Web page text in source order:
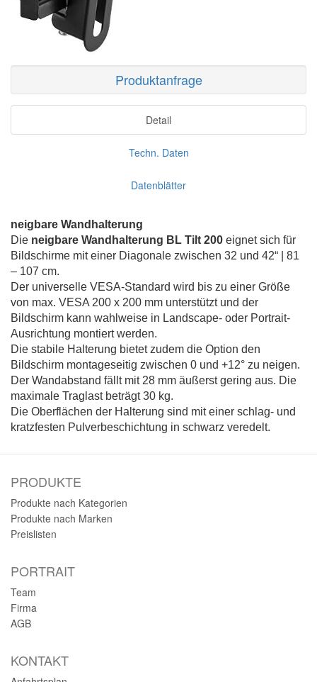
Produktanfrage
Detail
Techn. Daten
Datenblätter
neigbare Wandhalterung
Die neigbare Wandhalterung BL Tilt 200 eignet sich für
Bildschirme mit einer Diagonale zwischen 32 und 42“ | 81
– 107 cm.
Der universelle VESA-Standard wird bis zu einer Größe
von max. VESA 200 x 200 mm unterstützt und der
Bildschirm kann wahlweise in Landscape- oder Portrait-
Ausrichtung montiert werden.
Die stabile Halterung bietet zudem die Option den
Bildschirm montageseitig zwischen 0 und +12° zu neigen.
Der Wandabstand fällt mit 28 mm äußerst gering aus. Die
maximale Traglast beträgt 30 kg.
Die Oberflächen der Halterung sind mit einer schlag- und
kratzfesten Pulverbeschichtung in schwarz veredelt.
PRODUKTE
Produkte nach Kategorien
Produkte nach Marken
Preislisten
PORTRAIT
Team
Firma
AGB
KONTAKT